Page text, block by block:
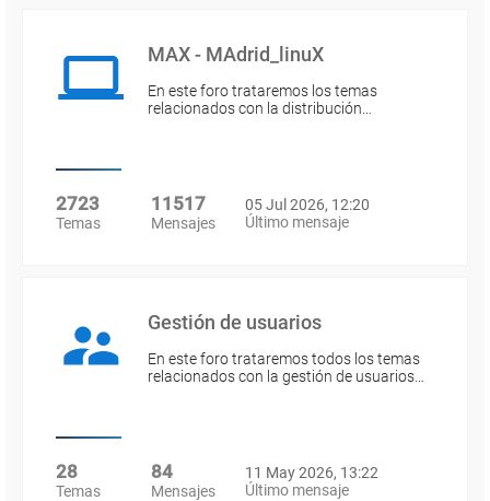
MAX - MAdrid_linuX
En este foro trataremos los temas
relacionados con la distribución…
2723
Temas
11517
Mensajes
05 Jul 2026, 12:20
Último mensaje
Gestión de usuarios
En este foro trataremos todos los temas
relacionados con la gestión de usuarios…
28
Temas
84
Mensajes
11 May 2026, 13:22
Último mensaje